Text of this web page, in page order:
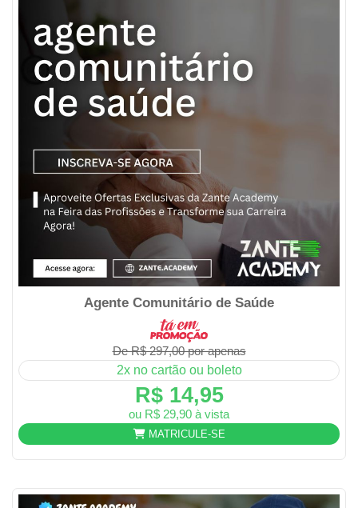
Agente Comunitário de Saúde
De R$ 297,00 por apenas
2x no cartão ou boleto
R$ 14,95
ou R$ 29,90 à vista
MATRICULE-SE